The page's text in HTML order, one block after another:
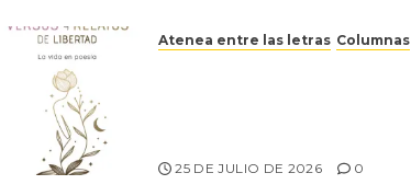
Atenea entre las letras Columnas
25 DE JULIO DE 2026 0